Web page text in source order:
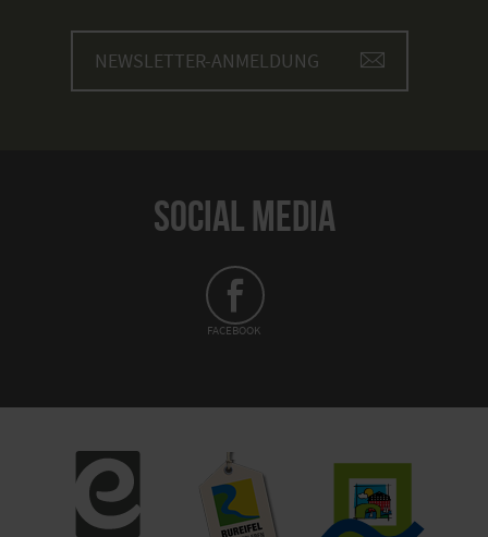
NEWSLETTER-ANMELDUNG
SOCIAL MEDIA
FACEBOOK